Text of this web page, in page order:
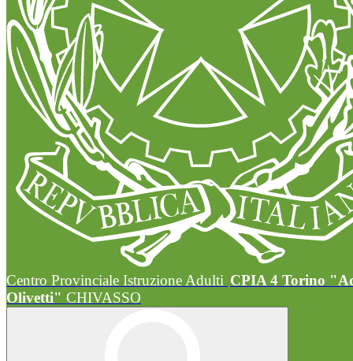
Centro Provinciale Istruzione Adulti CPIA 4 Torino
Olivetti" CHIVASSO